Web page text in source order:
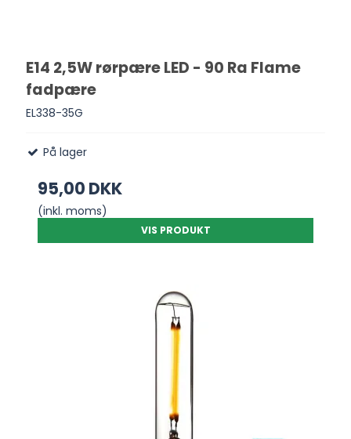
E14 2,5W rørpære LED - 90 Ra Flame
fadpære
EL338-35G
På lager
95,00 DKK
(inkl. moms)
VIS PRODUKT